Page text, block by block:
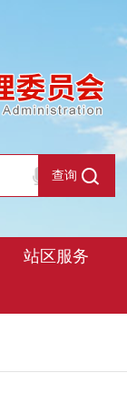
查询
站区服务